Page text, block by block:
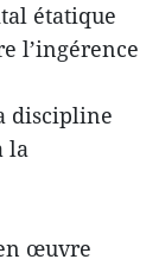
étatique
l’ingérence
discipline
la
œuvre